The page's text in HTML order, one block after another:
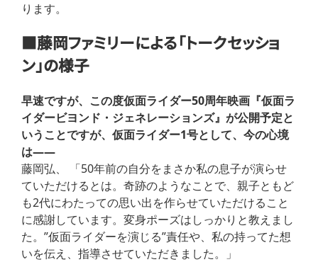
ります。
■藤岡ファミリーによる「トークセッショ
ン」の様子
早速ですが、この度仮面ライダー50周年映画『仮面ラ
イダービヨンド・ジェネレーションズ』が公開予定と
いうことですが、仮面ライダー1号として、今の心境
は——
藤岡弘、 「50年前の自分をまさか私の息子が演らせ
ていただけるとは。奇跡のようなことで、親子ともど
も2代にわたっての思い出を作らせていただけること
に感謝しています。変身ポーズはしっかりと教えまし
た。”仮面ライダーを演じる”責任や、私の持ってた想
いを伝え、指導させていただきました。」